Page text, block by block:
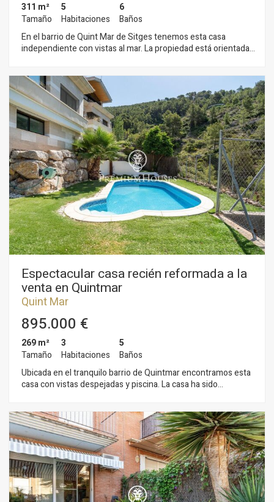
311 m²
Tamaño
5
Habitaciones
6
Baños
En el barrio de Quint Mar de Sitges tenemos esta casa
independiente con vistas al mar. La propiedad está orientada a
habitación doble en suite con su baño completo. En la primera
planta, tenemos un gran salón-comedor y una cocina
americana con una despena y una zona de lavadero.
Seguidamente, nos encontramos con una habitación doble
con armarios empotrados, un aseo de cortesía, y otra
habitación de servicio con su baño y una acceso a una
pequeña terraza. En la segunda planta, tenemos dos
habitaciones dobles con armarios empotrados, un baño
completo que da servicio a ambos dormitorios y una gran
terraza dónde se puede disfrutar de unas vistas despejadas
al mar. La propiedad cuenta con dos estudios independientes
con dos baños completos, y un garaje para un coche. El barrio
de Quintmar de Sitges destaca por su tranquilidad. Tiene un
acceso fácil y rápido a la autopista C-32 con dirección a
Barcelona y al aeropuerto del Prat.
Espectacular casa recién reformada a la
venta en Quintmar
Quint Mar
895.000 €
269 m²
Tamaño
3
Habitaciones
5
Baños
Ubicada en el tranquilo barrio de Quintmar encontramos esta
casa con vistas despejadas y piscina. La casa ha sido
distribuye en 4 plantas. Entrando en el inmueble,
encontramos un espacio de parking para dos coches grandes
y la entrada a la vivienda desde donde se accede al ascensor
de la vivienda. Bajando a la planta -1 encontramos la planta de
dia que es un gran espacio diáfano con techos de gran altura.
En esta planta se encuentra un salón comedor grande con
cocina recién renovada, abierta al salón comedor, equipada